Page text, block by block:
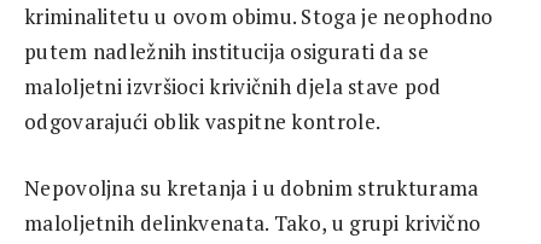
kriminalitetu u ovom obimu. Stoga je neophodno
putem nadležnih institucija osigurati da se
maloljetni izvršioci krivičnih djela stave pod
odgovarajući oblik vaspitne kontrole.
Nepovoljna su kretanja i u dobnim strukturama
maloljetnih delinkvenata. Tako, u grupi krivično